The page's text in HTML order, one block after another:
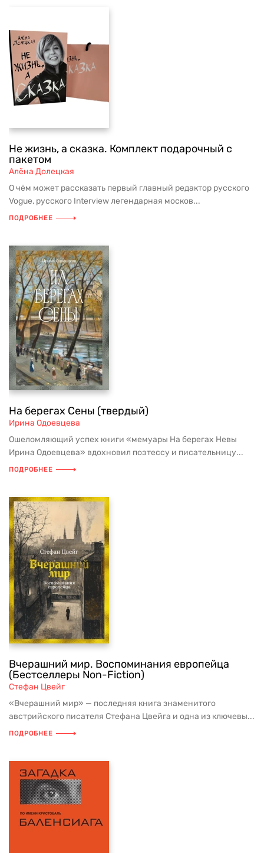
Не жизнь, а сказка. Комплект подарочный с
пакетом
Алёна Долецкая
О чём может рассказать первый главный редактор русского
Vogue, русского Interview легендарная москов...
ПОДРОБНЕЕ
На берегах Сены (твердый)
Ирина Одоевцева
Ошеломляющий успех книги «мемуары На берегах Невы
Ирина Одоевцева» вдохновил поэтессу и писательницу...
ПОДРОБНЕЕ
Вчерашний мир. Воспоминания европейца
(Бестселлеры Non-Fiction)
Стефан Цвейг
«Вчерашний мир» — последняя книга знаменитого
австрийского писателя Стефана Цвейга и одна из ключевы...
ПОДРОБНЕЕ